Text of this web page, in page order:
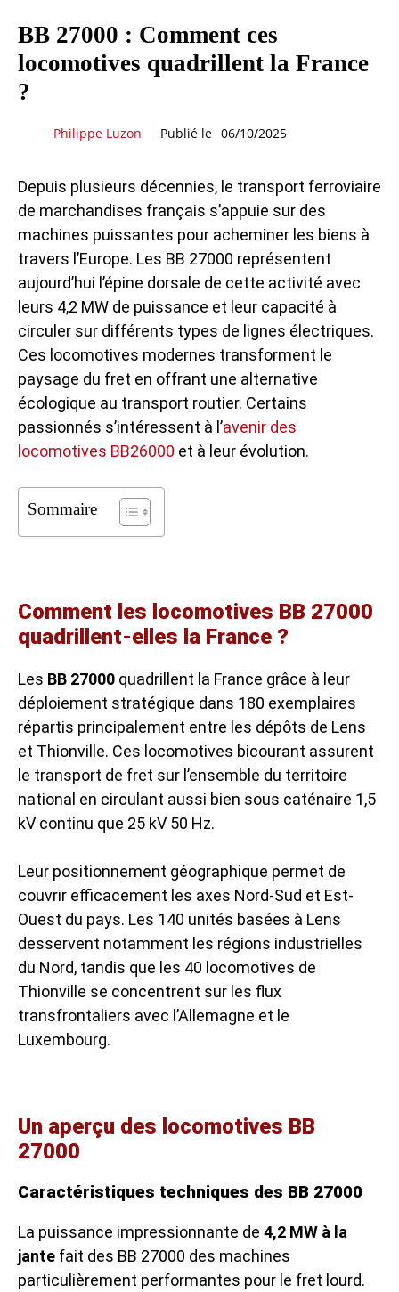
BB 27000 : Comment ces
locomotives quadrillent la France
?
Philippe Luzon Publié le 06/10/2025
Depuis plusieurs décennies, le transport ferroviaire
de marchandises français s’appuie sur des
machines puissantes pour acheminer les biens à
travers l’Europe. Les BB 27000 représentent
aujourd’hui l’épine dorsale de cette activité avec
leurs 4,2 MW de puissance et leur capacité à
circuler sur différents types de lignes électriques.
Ces locomotives modernes transforment le
paysage du fret en offrant une alternative
écologique au transport routier. Certains
passionnés s’intéressent à l’avenir des
locomotives BB26000 et à leur évolution.
Sommaire
Comment les locomotives BB 27000
quadrillent-elles la France ?
Les BB 27000 quadrillent la France grâce à leur
déploiement stratégique dans 180 exemplaires
répartis principalement entre les dépôts de Lens
et Thionville. Ces locomotives bicourant assurent
le transport de fret sur l’ensemble du territoire
national en circulant aussi bien sous caténaire 1,5
kV continu que 25 kV 50 Hz.
Leur positionnement géographique permet de
couvrir efficacement les axes Nord-Sud et Est-
Ouest du pays. Les 140 unités basées à Lens
desservent notamment les régions industrielles
du Nord, tandis que les 40 locomotives de
Thionville se concentrent sur les flux
transfrontaliers avec l’Allemagne et le
Luxembourg.
Un aperçu des locomotives BB
27000
Caractéristiques techniques des BB 27000
La puissance impressionnante de 4,2 MW à la
jante fait des BB 27000 des machines
particulièrement performantes pour le fret lourd.